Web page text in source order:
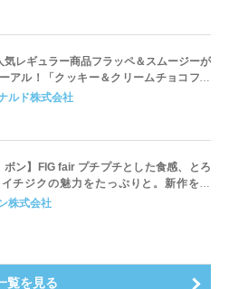
レギュラー商品フラッペ＆スムージーが
アル！「クッキー＆クリームチョコフラ
ゴースムージー」8月5日（水）から販売
ルド株式会社
ボン】FIG fair プチプチとした食感、とろ
チジクの魅力をたっぷりと。新作を含
尽くしの全4種が登場8月20日（木）スタ
株式会社
覧を見る